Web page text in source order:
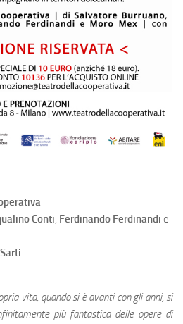
Conti, Ferdinando Ferdinandi e
vita, quando si è avanti con gli anni, si
più fantastica delle opere di